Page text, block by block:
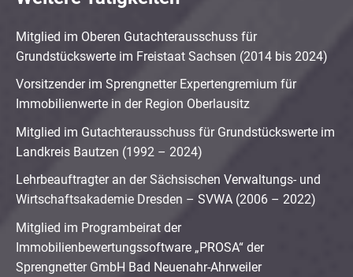
Mitglied im Oberen Gutachterausschuss für
Grundstückswerte im Freistaat Sachsen (2014 bis 2024)
Vorsitzender im Sprengnetter Expertengremium für
Immobilienwerte in der Region Oberlausitz
Mitglied im Gutachterausschuss für Grundstückswerte im
Landkreis Bautzen (1992 – 2024)
Lehrbeauftragter an der Sächsischen Verwaltungs- und
Wirtschaftsakademie Dresden – SVWA (2006 – 2022)
Mitglied im Programbeirat der
Immobilienbewertungssoftware „PROSA“ der
Sprengnetter GmbH Bad Neuenahr-Ahrweiler